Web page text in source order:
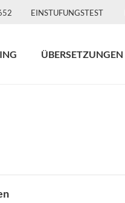
EINSTUFUNGSTEST
ÜBERSETZUNGEN